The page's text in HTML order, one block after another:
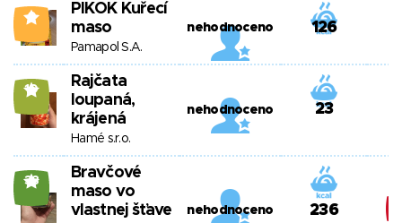
0
PIKOK Kuřecí
maso
Pamapol S.A.
nehodnoceno 126
10
Rajčata
loupaná,
krájená
Hamé s.r.o.
nehodnoceno 23
38
Bravčové
maso vo
vlastnej šťave
nehodnoceno 236